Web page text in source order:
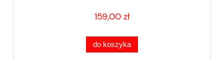
159,00 zł
do koszyka